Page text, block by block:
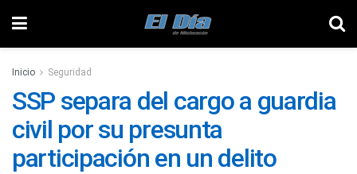
Inicio Seguridad
SSP separa del cargo a guardia
civil por su presunta
participación en un delito